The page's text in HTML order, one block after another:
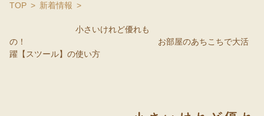
TOP 新着情報
小さいけれど優れも
の！ お部屋のあちこちで大活
躍【スツール】の使い方